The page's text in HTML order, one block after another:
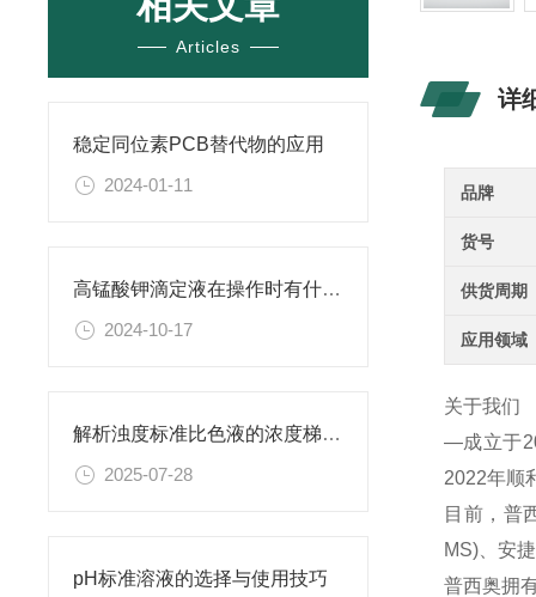
Articles
稳定同位素PCB替代物的应用
2024-01-11
高锰酸钾滴定液在操作时有什么要领可言呢？
2024-10-17
解析浊度标准比色液的浓度梯度与配比
2025-07-28
pH标准溶液的选择与使用技巧
详
品牌
货号
供货周期
应用领域
关于我们
—成立于
2022年顺
目前，普
MS)、安
普西奥拥